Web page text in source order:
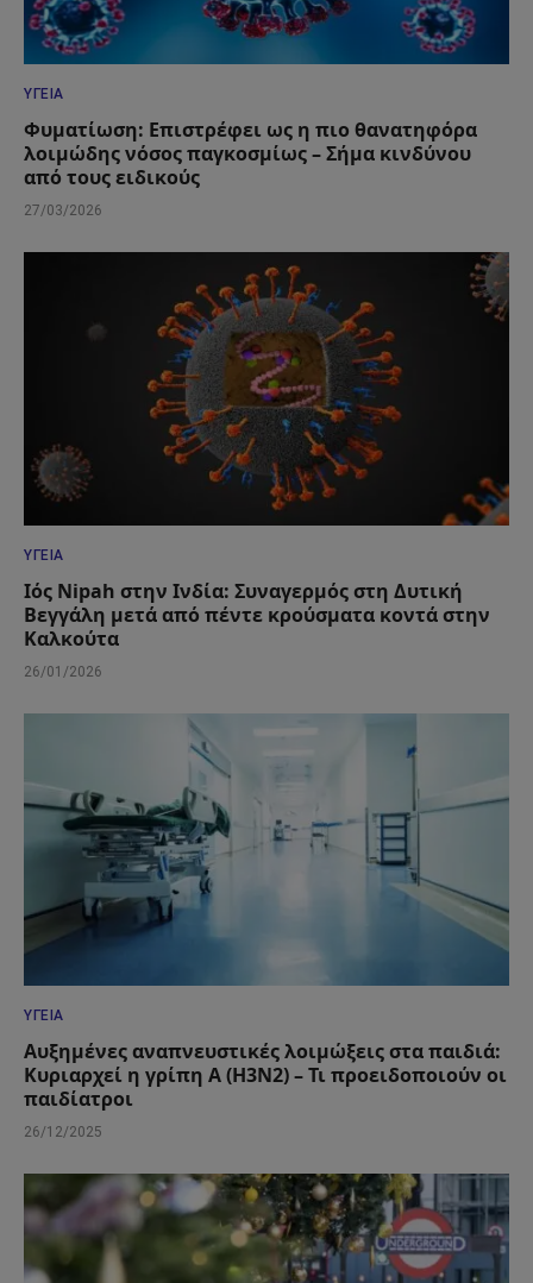
ΥΓΕΊΑ
Φυματίωση: Επιστρέφει ως η πιο θανατηφόρα
λοιμώδης νόσος παγκοσμίως – Σήμα κινδύνου
από τους ειδικούς
27/03/2026
ΥΓΕΊΑ
Ιός Nipah στην Ινδία: Συναγερμός στη Δυτική
Βεγγάλη μετά από πέντε κρούσματα κοντά στην
Καλκούτα
26/01/2026
ΥΓΕΊΑ
Αυξημένες αναπνευστικές λοιμώξεις στα παιδιά:
Κυριαρχεί η γρίπη Α (Η3Ν2) – Τι προειδοποιούν οι
παιδίατροι
26/12/2025